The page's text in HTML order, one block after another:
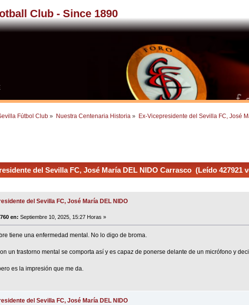
Club - Since 1890
Fútbol Club» Nuestra Centenaria Historia» Ex-Vicepresidente del Sevilla FC, José
del Sevilla FC, José María DEL NIDO Carrasco (Leído 427921
del Sevilla FC, José María DEL NIDO
en: Septiembre 10, 2025, 15:27 Horas »
tiene una enfermedad mental. No lo digo de broma.
un trastorno mental se comporta así y es capaz de ponerse delante de un micrófono y
es la impresión que me da.
del Sevilla FC, José María DEL NIDO